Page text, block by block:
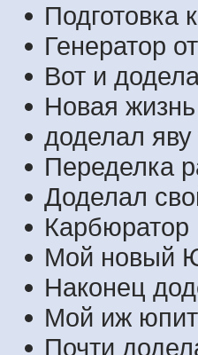
Подготовка
Генератор
Вот и
Новая
доделал
Переделка
Доделал
Карбюратор
Мой новый
Наконец
Мой иж
Почти